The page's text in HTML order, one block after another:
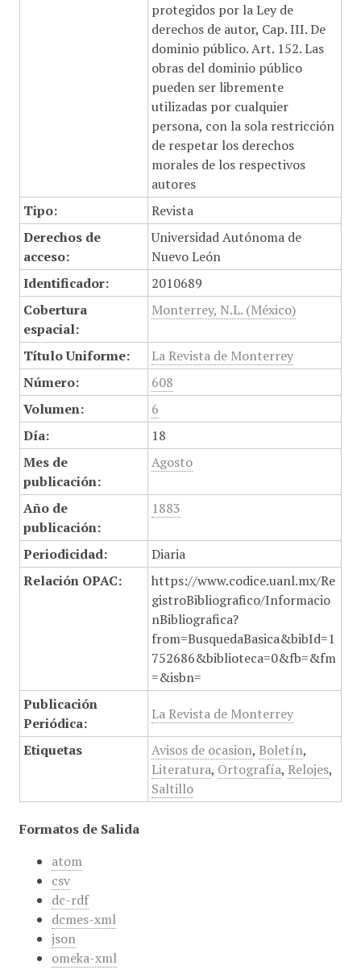
protegidos por la Ley de
derechos de autor, Cap. III. De
dominio público. Art. 152. Las
obras del dominio público
pueden ser libremente
utilizadas por cualquier
persona, con la sola restricción
de respetar los derechos
morales de los respectivos
autores
Tipo:
Revista
Derechos de
acceso:
Universidad Autónoma de
Nuevo León
Identificador:
2010689
Cobertura
espacial:
Monterrey, N.L. (México)
Título Uniforme:
La Revista de Monterrey
Número:
608
Volumen:
6
Día:
18
Mes de
publicación:
Agosto
Año de
publicación:
1883
Periodicidad:
Diaria
Relación OPAC:
https://www.codice.uanl.mx/Re
gistroBibliografico/Informacio
nBibliografica?
from=BusquedaBasica&bibId=1
752686&biblioteca=0&fb=&fm
=&isbn=
Publicación
Periódica:
La Revista de Monterrey
Etiquetas Avisos de ocasion, Boletín,
Literatura, Ortografía, Relojes,
Saltillo
Formatos de Salida
atom
csv
dc-rdf
dcmes-xml
json
omeka-xml